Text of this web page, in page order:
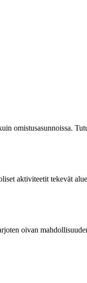
omistusasunnoissa.
aktiviteetit tekevät
oivan